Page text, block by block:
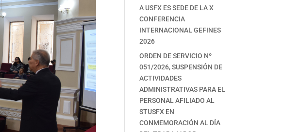
A USFX ES SEDE DE LA X
CONFERENCIA
INTERNACIONAL GEFINES
2026
ORDEN DE SERVICIO Nº
051/2026, SUSPENSIÓN DE
ACTIVIDADES
ADMINISTRATIVAS PARA EL
PERSONAL AFILIADO AL
STUSFX EN
CONMEMORACIÓN AL DÍA